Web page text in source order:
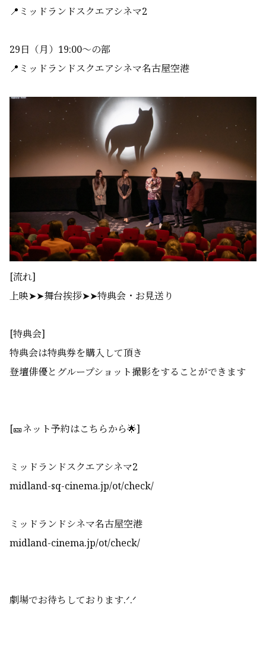
📍ミッドランドスクエアシネマ2
29日（月）19:00〜の部
📍ミッドランドスクエアシネマ名古屋空港
[流れ]
上映➤➤舞台挨拶➤➤特典会・お見送り
[特典会]
特典会は特典券を購入して頂き
登壇俳優とグループショット撮影をすることができます
[🎫ネット予約はこちらから🌟]
ミッドランドスクエアシネマ2
midland-sq-cinema.jp/ot/check/
ミッドランドシネマ名古屋空港
midland-cinema.jp/ot/check/
劇場でお待ちしております.ᐟ‪‪‪.ᐟ‪‪‪